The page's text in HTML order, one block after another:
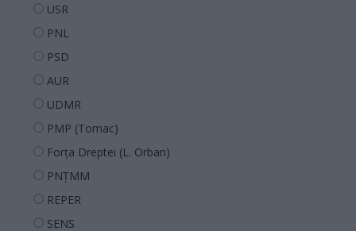
USR
PNL
PSD
AUR
UDMR
PMP (Tomac)
Forța Dreptei (L. Orban)
PNȚMM
REPER
SENS